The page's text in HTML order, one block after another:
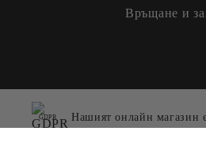
Връщане и
GDPR Нашият онлайн магазин